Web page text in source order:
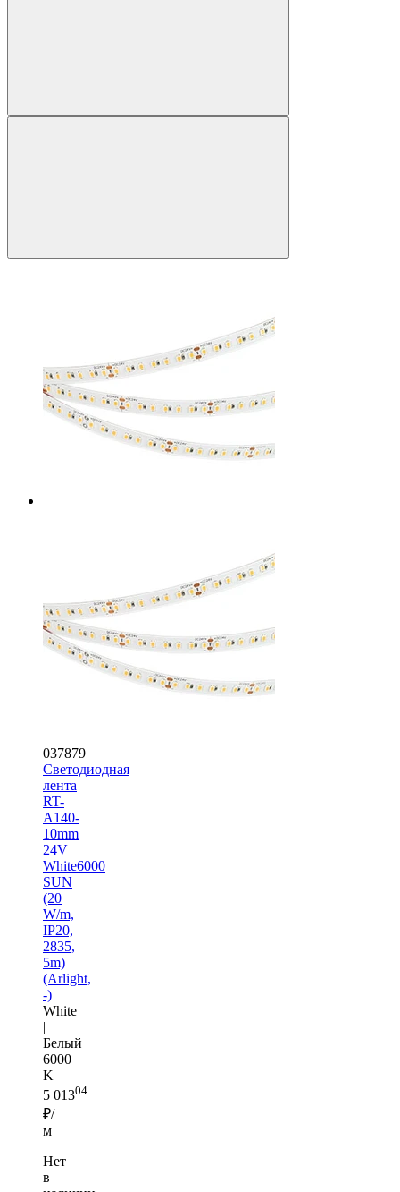
037879
Светодиодная
лента
RT-
A140-
10mm
24V
White6000
SUN
(20
W/m,
IP20,
2835,
5m)
(Arlight,
-)
White
|
Белый
6000
K
5 01304
₽/
м
Нет
в